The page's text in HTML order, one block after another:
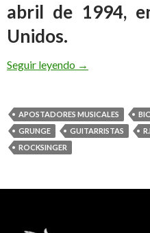
abril de 1994,
Unidos.
Seguir leyendo Kurt Cobain,
→
APOSTADORES MUSICALES
GRUNGE
GUITARRISTAS
ROCKSINGER